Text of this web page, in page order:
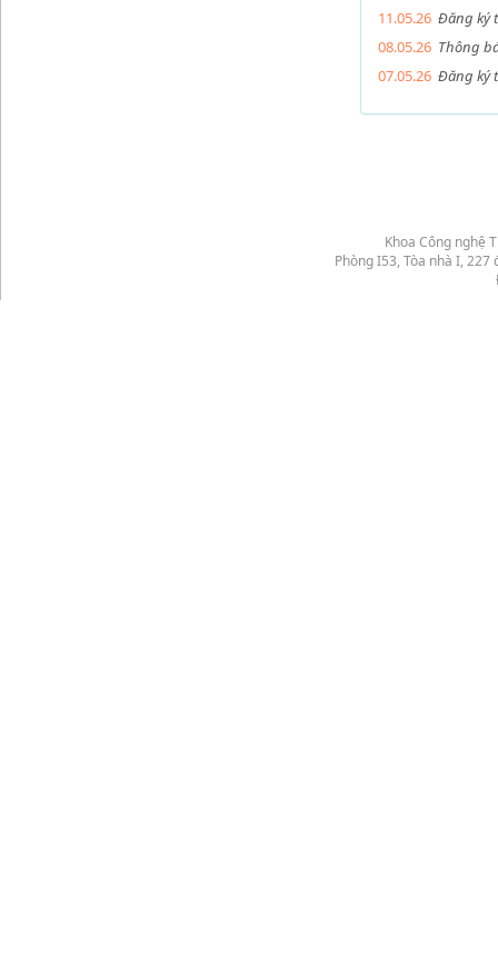
11.05.26 Đăng ký
08.05.26 Thông
07.05.26 Đăng ký
Khoa Công nghệ
Phòng I53, Tòa nhà I,